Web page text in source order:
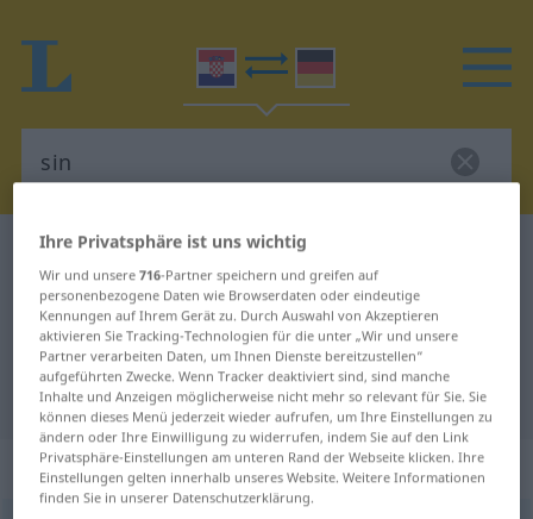
Kroatisch-Deutsch Wörterbuch
Kroatisch-Deutsch Übersetzung für
"sin"
"sin" Deutsch Übersetzung
„sin“
Ihre Privatsphäre ist uns wichtig
Wir und unsere716-Partner speichern und greifen auf
personenbezogene Daten wie Browserdaten oder eindeutige
Kennungen auf Ihrem Gerät zu. Durch Auswahl von Akzeptieren
aktivieren Sie Tracking-Technologien für die unter „Wir und unsere
Partner verarbeiten Daten, um Ihnen Dienste bereitzustellen“
aufgeführten Zwecke. Wenn Tracker deaktiviert sind, sind manche
Inhalte und Anzeigen möglicherweise nicht mehr so relevant für Sie. Sie
können dieses Menü jederzeit wieder aufrufen, um Ihre Einstellungen zu
ändern oder Ihre Einwilligung zu widerrufen, indem Sie auf den Link
Privatsphäre-Einstellungen am unteren Rand der Webseite klicken. Ihre
Einstellungen gelten innerhalb unseres Website. Weitere Informationen
finden Sie in unserer Datenschutzerklärung.